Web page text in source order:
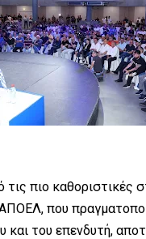
πιο καθοριστικές
ΑΠΟΕΛ, που
του επενδυτή,